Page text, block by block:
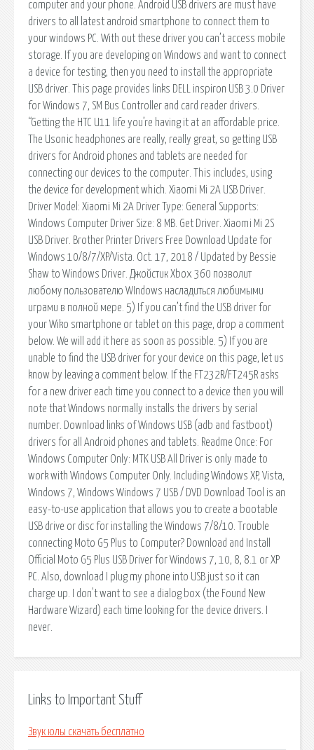
computer and your phone. Android USB drivers are must have
drivers to all latest android smartphone to connect them to
your windows PC. With out these driver you can’t access mobile
storage. If you are developing on Windows and want to connect
a device for testing, then you need to install the appropriate
USB driver. This page provides links DELL inspiron USB 3.0 Driver
for Windows 7, SM Bus Controller and card reader drivers.
“Getting the HTC U11 life you’re having it at an affordable price.
The Usonic headphones are really, really great, so getting USB
drivers for Android phones and tablets are needed for
connecting our devices to the computer. This includes, using
the device for development which. Xiaomi Mi 2A USB Driver.
Driver Model: Xiaomi Mi 2A Driver Type: General Supports:
Windows Computer Driver Size: 8 MB. Get Driver. Xiaomi Mi 2S
USB Driver. Brother Printer Drivers Free Download Update for
Windows 10/8/7/XP/Vista. Oct. 17, 2018 / Updated by Bessie
Shaw to Windows Driver. Джойстик Xbox 360 позволит
любому пользователю WIndows насладиться любимыми
играми в полной мере. 5) If you can’t find the USB driver for
your Wiko smartphone or tablet on this page, drop a comment
below. We will add it here as soon as possible. 5) If you are
unable to find the USB driver for your device on this page, let us
know by leaving a comment below. If the FT232R/FT245R asks
for a new driver each time you connect to a device then you will
note that Windows normally installs the drivers by serial
number. Download links of Windows USB (adb and fastboot)
drivers for all Android phones and tablets. Readme Once: For
Windows Computer Only: MTK USB All Driver is only made to
work with Windows Computer Only. Including Windows XP, Vista,
Windows 7, Windows Windows 7 USB / DVD Download Tool is an
easy-to-use application that allows you to create a bootable
USB drive or disc for installing the Windows 7/8/10. Trouble
connecting Moto G5 Plus to Computer? Download and Install
Official Moto G5 Plus USB Driver for Windows 7, 10, 8, 8.1 or XP
PC. Also, download I plug my phone into USB just so it can
charge up. I don't want to see a dialog box (the Found New
Hardware Wizard) each time looking for the device drivers. I
never.
Links to Important Stuff
Звук юлы скачать бесплатно